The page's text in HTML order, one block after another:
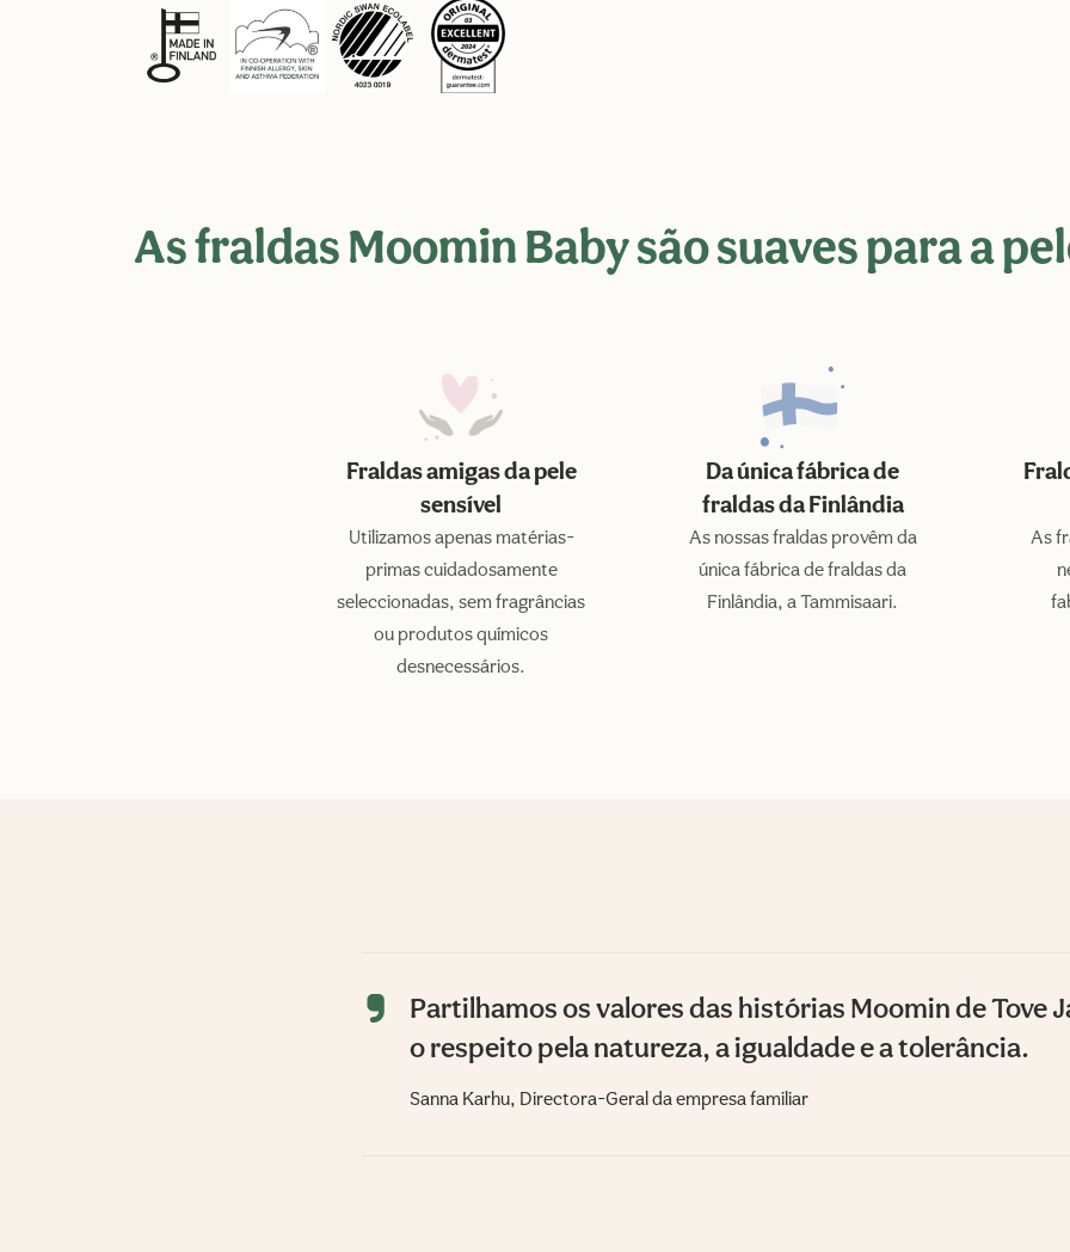
As fraldas Moomin Baby são suaves para a
Fraldas amigas da pele
sensível
Utilizamos apenas matérias-
primas cuidadosamente
seleccionadas, sem fragrâncias
ou produtos químicos
desnecessários.
Da única fábrica de
fraldas da Finlândia
As nossas fraldas provêm da
única fábrica de fraldas da
Finlândia, a Tammisaari.
As
Partilhamos os valores das histórias Moomin de Tove
o respeito pela natureza, a igualdade e a tolerância.
Sanna Karhu, Directora-Geral da empresa familiar